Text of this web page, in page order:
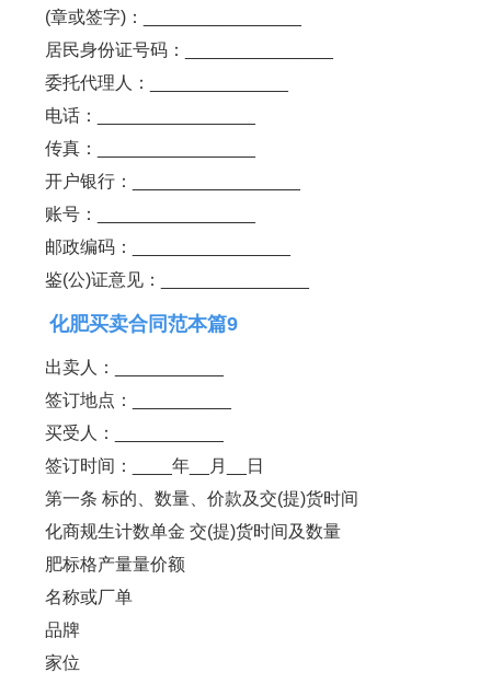
(章或签字)：________________
居民身份证号码：_______________
委托代理人：______________
电话：________________
传真：________________
开户银行：_________________
账号：________________
邮政编码：________________
鉴(公)证意见：_______________
化肥买卖合同范本篇9
出卖人：___________
签订地点：__________
买受人：___________
签订时间：____年__月__日
第一条 标的、数量、价款及交(提)货时间
化商规生计数单金 交(提)货时间及数量
肥标格产量量价额
名称或厂单
品牌
家位